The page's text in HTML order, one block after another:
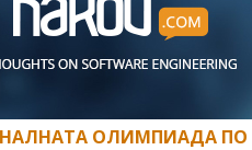
ОЛИМПИАДА